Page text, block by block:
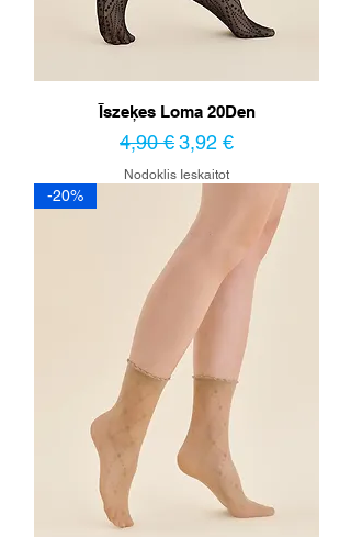
Īszeķes Loma 20Den
Parastā cena
4,90 €Izpārdošanas cena
3,92 €
Nodoklis Ieskaitot
-20%